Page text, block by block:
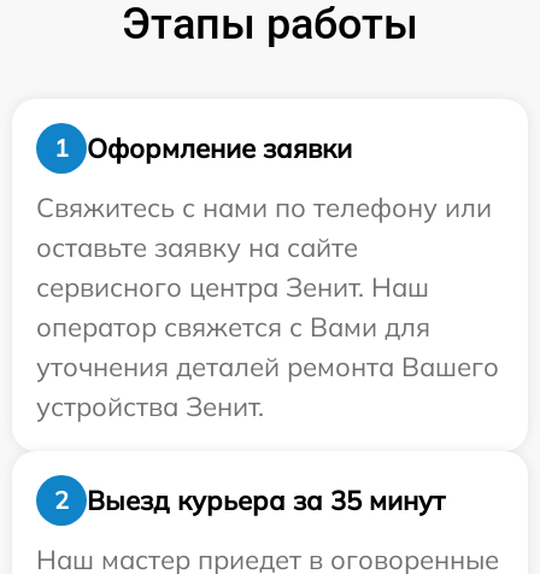
Этапы работы
1
Оформление заявки
Свяжитесь с нами по телефону или
оставьте заявку на сайте
сервисного центра Зенит. Наш
оператор свяжется с Вами для
уточнения деталей ремонта Вашего
устройства Зенит.
2
Выезд курьера за 35 минут
Наш мастер приедет в оговоренные